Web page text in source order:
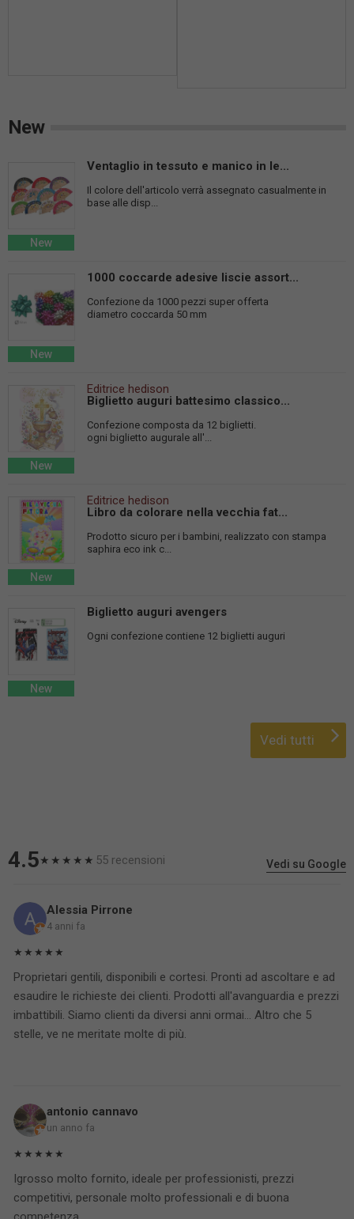
New
New
Ventaglio in tessuto e manico in le...
Il colore dell'articolo verrà assegnato casualmente in
base alle disp...
New
1000 coccarde adesive liscie assort...
Confezione da 1000 pezzi super offerta
diametro coccarda 50 mm
New
Editrice hedison
Biglietto auguri battesimo classico...
Confezione composta da 12 biglietti.
ogni biglietto augurale all'...
New
Editrice hedison
Libro da colorare nella vecchia fat...
Prodotto sicuro per i bambini, realizzato con stampa
saphira eco ink c...
New
Biglietto auguri avengers
Ogni confezione contiene 12 biglietti auguri
Vedi tutti
4.5★★★★★ 55 recensioni Vedi su Google
Alessia Pirrone
4 anni fa
★★★★★
Proprietari gentili, disponibili e cortesi. Pronti ad ascoltare e ad
esaudire le richieste dei clienti. Prodotti all'avanguardia e prezzi
imbattibili. Siamo clienti da diversi anni ormai... Altro che 5
stelle, ve ne meritate molte di più.
antonio cannavo
un anno fa
★★★★★
Igrosso molto fornito, ideale per professionisti, prezzi
competitivi, personale molto professionali e di buona